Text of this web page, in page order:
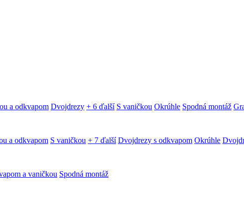
a odkvapom Dvojdrezy + 6 ďalší S vaničkou Okrúhle Spodná montáž
a odkvapom S vaničkou + 7 ďalší Dvojdrezy s odkvapom Okrúhle
a vaničkou Spodná montáž